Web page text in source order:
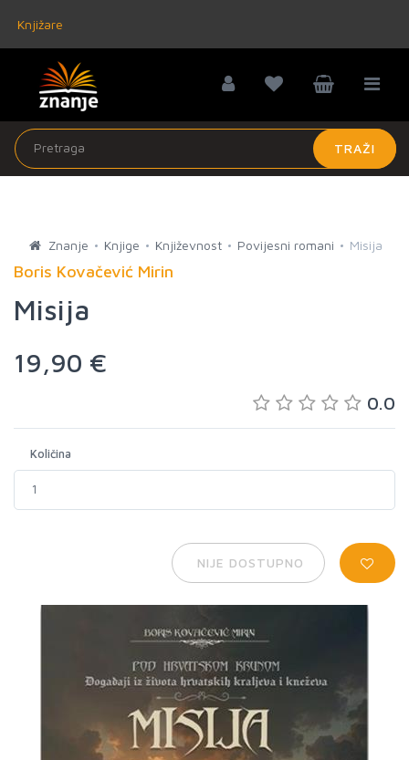
Knjižare
TRAŽI
Znanje Knjige Književnost Povijesni romani Misija
Boris Kovačević Mirin
Misija
19,90 €
0.0
Količina
NIJE DOSTUPNO